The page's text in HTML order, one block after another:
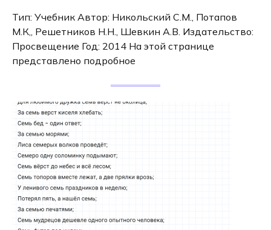
Тип: Учебник Автор: Никольский С.М., Потапов
М.К,, Решетников Н.Н., Шевкин А.В. Издательство:
Просвещение Год: 2014 На этой странице
представлено подробное